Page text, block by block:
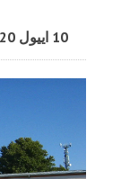
10 اییول 2020 15:21